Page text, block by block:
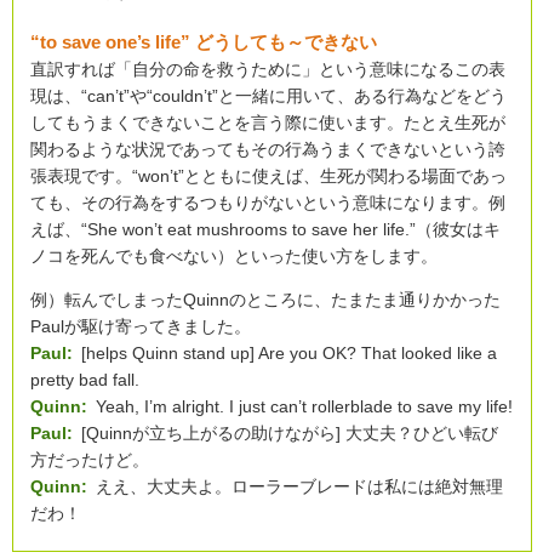
“to save one’s life” どうしても～できない
直訳すれば「自分の命を救うために」という意味になるこの表
現は、“can’t”や“couldn’t”と一緒に用いて、ある行為などをどう
してもうまくできないことを言う際に使います。たとえ生死が
関わるような状況であってもその行為うまくできないという誇
張表現です。“won’t”とともに使えば、生死が関わる場面であっ
ても、その行為をするつもりがないという意味になります。例
えば、“She won’t eat mushrooms to save her life.”（彼女はキ
ノコを死んでも食べない）といった使い方をします。
例）転んでしまったQuinnのところに、たまたま通りかかった
Paulが駆け寄ってきました。
Paul: [helps Quinn stand up] Are you OK? That looked like a
pretty bad fall.
Quinn: Yeah, I’m alright. I just can’t rollerblade to save my life!
Paul: [Quinnが立ち上がるの助けながら] 大丈夫？ひどい転び
方だったけど。
Quinn:
ええ、大丈夫よ。ローラーブレードは私には絶対無理
だわ！